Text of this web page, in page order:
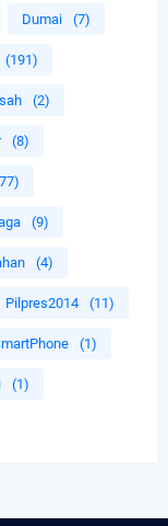
Dumai (7)
(191)
(2)
(8)
(9)
(4)
Pilpres2014 (11)
(1)
(1)